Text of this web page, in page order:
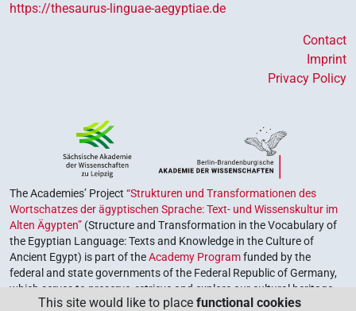
https://thesaurus-linguae-aegyptiae.de
Contact
Imprint
Privacy Policy
The Academies’ Project “Strukturen und Transformationen des
Wortschatzes der ägyptischen Sprache: Text- und Wissenskultur im
Alten Ägypten” (Structure and Transformation in the Vocabulary of
the Egyptian Language: Texts and Knowledge in the Culture of
Ancient Egypt) is part of theAcademy Programfunded by the
federal and state governments of the Federal Republic of Germany,
which serves to preserve, retrieve and explore our cultural heritage.
The program is coordinated by theUnion of the German Academies
This site would like to place functional cookies